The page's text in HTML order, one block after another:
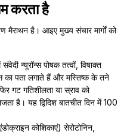
करता है
है। आइए मुख्य संचार मार्गों को
न्यूरॉन्स पोषक तत्वों, विषाक्त
का पता लगाते हैं और मस्तिष्क के तने
गट गतिशीलता या स्राव को
है। यह द्विदिश बातचीत दिन में 100
कोशिकाएं) सेरोटोनिन,